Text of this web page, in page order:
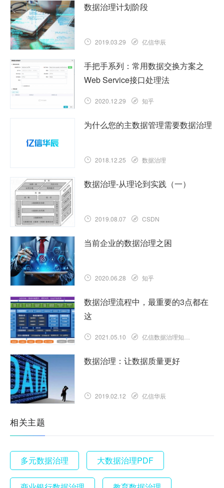
数据治理计划阶段
2019.03.29 亿信华辰
手把手系列：常用数据交换方案之
Web Service接口处理法
2020.12.29 知乎
为什么您的主数据管理需要数据治理
2018.12.25 数据治理
数据治理-从理论到实践（一）
2019.08.07 CSDN
当前企业的数据治理之困
2020.06.28 知乎
数据治理流程中，最重要的3点都在
这
2021.05.10 亿信数据治理知识库
数据治理：让数据质量更好
2019.02.12 亿信华辰
相关主题
多元数据治理 大数据治理PDF